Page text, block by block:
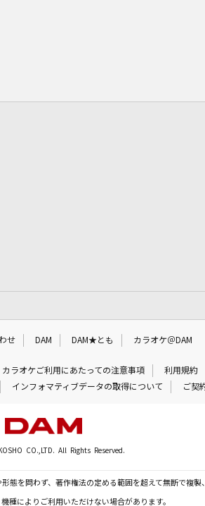
せ DAM DAM★とも カラオケ＠DAM
カラオケご利用にあたっての注意事項
利用規約
インフォマティブデータの取得について ご契
CO.,LTD. All Rights Reserved.
態を問わず、著作権法の定める範囲を超えて無断で複製
種によりご利用いただけない場合があります。